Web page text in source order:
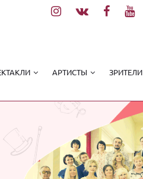
АРТИСТЫ ЗРИТЕЛИ